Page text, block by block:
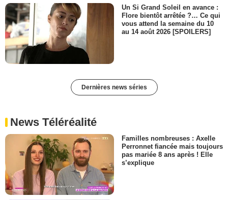
Un Si Grand Soleil en avance :
Flore bientôt arrêtée ?… Ce qui
vous attend la semaine du 10
au 14 août 2026 [SPOILERS]
Dernières news séries
News Téléréalité
Familles nombreuses : Axelle
Perronnet fiancée mais toujours
pas mariée 8 ans après ! Elle
s’explique